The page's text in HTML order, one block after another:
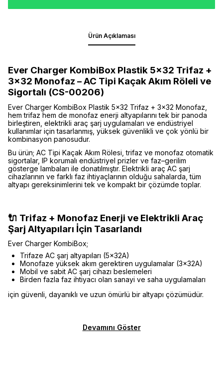
Ürün Açıklaması
Ever Charger KombiBox Plastik 5×32 Trifaz +
3×32 Monofaz – AC Tipi Kaçak Akım Röleli ve
Sigortalı (CS-00206)
Ever Charger KombiBox Plastik 5×32 Trifaz + 3×32 Monofaz,
hem trifaz hem de monofaz enerji altyapılarını tek bir panoda
birleştiren, elektrikli araç şarj uygulamaları ve endüstriyel
kullanımlar için tasarlanmış, yüksek güvenlikli ve çok yönlü bir
kombinasyon panosudur.
Bu ürün; AC Tipi Kaçak Akım Rölesi, trifaz ve monofaz otomatik
sigortalar, IP korumalı endüstriyel prizler ve faz–gerilim
gösterge lambaları ile donatılmıştır. Elektrikli araç AC şarj
cihazlarının ve farklı faz ihtiyaçlarının olduğu sahalarda, tüm
altyapı gereksinimlerini tek ve kompakt bir çözümde toplar.
🔌 Trifaz + Monofaz Enerji ve Elektrikli Araç
Şarj Altyapıları İçin Tasarlandı
Ever Charger KombiBox;
Trifaze AC şarj altyapıları (5×32A)
Monofaze yüksek akım gerektiren uygulamalar (3×32A)
Mobil ve sabit AC şarj cihazı beslemeleri
Birden fazla faz ihtiyacı olan sanayi ve saha uygulamaları
için güvenli, dayanıklı ve uzun ömürlü bir altyapı çözümüdür.
Devamını Göster